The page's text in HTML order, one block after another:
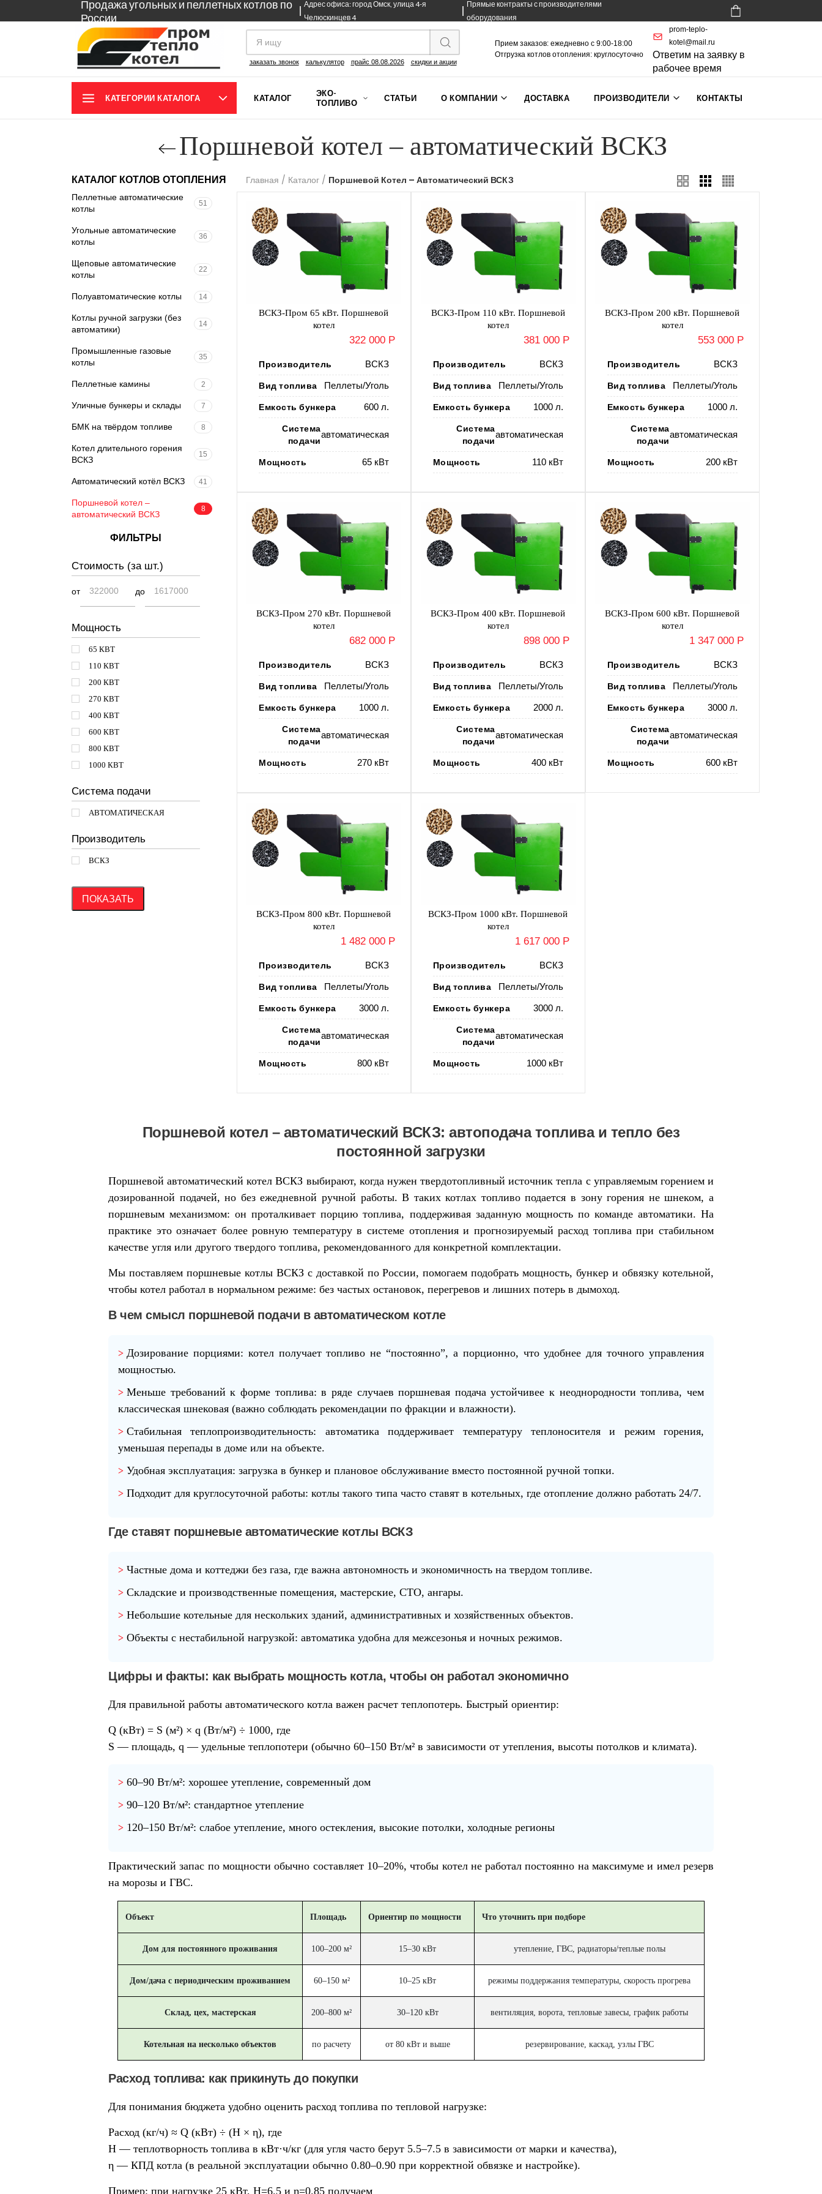
Продажа угольных и пеллетных котлов по
России
Адрес офиса: город Омск, улица 4-я
Челюскинцев 4
Прямые контракты с производителями
оборудования
заказать звонок калькулятор прайс 08.08.2026 скидки и акции
Прием заказов: ежедневно с 9:00-18:00
Отгрузка котлов отопления: круглосуточно
prom-teplo-
kotel@mail.ru
Ответим на заявку в
рабочее время
КАТЕГОРИИ КАТАЛОГА КАТАЛОГ
ЭКО-
ТОПЛИВО
СТАТЬИ О КОМПАНИИ ДОСТАВКА ПРОИЗВОДИТЕЛИ КОНТАКТЫ
Поршневой котел – автоматический ВСКЗ
КАТАЛОГ КОТЛОВ ОТОПЛЕНИЯ
Пеллетные автоматические
котлы
51
Угольные автоматические
котлы
36
Щеповые автоматические
котлы
22
Полуавтоматические котлы 14
Котлы ручной загрузки (без
автоматики)
14
Промышленные газовые
котлы
35
Пеллетные камины 2
Уличные бункеры и склады 7
БМК на твёрдом топливе 8
Котел длительного горения
ВСКЗ
15
Автоматический котёл ВСКЗ 41
Поршневой котел –
автоматический ВСКЗ
8
ФИЛЬТРЫ
Стоимость (за шт.)
от до
Мощность
65 КВТ
110 КВТ
200 КВТ
270 КВТ
400 КВТ
600 КВТ
800 КВТ
1000 КВТ
Система подачи
АВТОМАТИЧЕСКАЯ
Производитель
ВСКЗ
ПОКАЗАТЬ
Главная / Каталог / Поршневой Котел – Автоматический ВСКЗ
ВСКЗ-Пром 65 кВт. Поршневой
котел
322 000 Р
Производитель ВСКЗ
Вид топлива Пеллеты/Уголь
Емкость бункера 600 л.
Система
подачи
автоматическая
Мощность 65 кВт
ВСКЗ-Пром 110 кВт. Поршневой
котел
381 000 Р
Производитель ВСКЗ
Вид топлива Пеллеты/Уголь
Емкость бункера 1000 л.
Система
подачи
автоматическая
Мощность 110 кВт
ВСКЗ-Пром 200 кВт. Поршневой
котел
553 000 Р
Производитель ВСКЗ
Вид топлива Пеллеты/Уголь
Емкость бункера 1000 л.
Система
подачи
автоматическая
Мощность 200 кВт
ВСКЗ-Пром 270 кВт. Поршневой
котел
682 000 Р
Производитель ВСКЗ
Вид топлива Пеллеты/Уголь
Емкость бункера 1000 л.
Система
подачи
автоматическая
Мощность 270 кВт
ВСКЗ-Пром 400 кВт. Поршневой
котел
898 000 Р
Производитель ВСКЗ
Вид топлива Пеллеты/Уголь
Емкость бункера 2000 л.
Система
подачи
автоматическая
Мощность 400 кВт
ВСКЗ-Пром 600 кВт. Поршневой
котел
1 347 000 Р
Производитель ВСКЗ
Вид топлива Пеллеты/Уголь
Емкость бункера 3000 л.
Система
подачи
автоматическая
Мощность 600 кВт
ВСКЗ-Пром 800 кВт. Поршневой
котел
1 482 000 Р
Производитель ВСКЗ
Вид топлива Пеллеты/Уголь
Емкость бункера 3000 л.
Система
подачи
автоматическая
Мощность 800 кВт
ВСКЗ-Пром 1000 кВт. Поршневой
котел
1 617 000 Р
Производитель ВСКЗ
Вид топлива Пеллеты/Уголь
Емкость бункера 3000 л.
Система
подачи
автоматическая
Мощность 1000 кВт
Поршневой котел – автоматический ВСКЗ: автоподача топлива и тепло без
постоянной загрузки
Поршневой автоматический котел ВСКЗ выбирают, когда нужен твердотопливный источник тепла с управляемым горением и
дозированной подачей, но без ежедневной ручной работы. В таких котлах топливо подается в зону горения не шнеком, а
поршневым механизмом: он проталкивает порцию топлива, поддерживая заданную мощность по команде автоматики. На
практике это означает более ровную температуру в системе отопления и прогнозируемый расход топлива при стабильном
качестве угля или другого твердого топлива, рекомендованного для конкретной комплектации.
Мы поставляем поршневые котлы ВСКЗ с доставкой по России, помогаем подобрать мощность, бункер и обвязку котельной,
чтобы котел работал в нормальном режиме: без частых остановок, перегревов и лишних потерь в дымоход.
В чем смысл поршневой подачи в автоматическом котле
Дозирование порциями: котел получает топливо не “постоянно”, а порционно, что удобнее для точного управления
мощностью.
Меньше требований к форме топлива: в ряде случаев поршневая подача устойчивее к неоднородности топлива, чем
классическая шнековая (важно соблюдать рекомендации по фракции и влажности).
Стабильная теплопроизводительность: автоматика поддерживает температуру теплоносителя и режим горения,
уменьшая перепады в доме или на объекте.
Удобная эксплуатация: загрузка в бункер и плановое обслуживание вместо постоянной ручной топки.
Подходит для круглосуточной работы: котлы такого типа часто ставят в котельных, где отопление должно работать 24/7.
Где ставят поршневые автоматические котлы ВСКЗ
Частные дома и коттеджи без газа, где важна автономность и экономичность на твердом топливе.
Складские и производственные помещения, мастерские, СТО, ангары.
Небольшие котельные для нескольких зданий, административных и хозяйственных объектов.
Объекты с нестабильной нагрузкой: автоматика удобна для межсезонья и ночных режимов.
Цифры и факты: как выбрать мощность котла, чтобы он работал экономично
Для правильной работы автоматического котла важен расчет теплопотерь. Быстрый ориентир:
Q (кВт) = S (м²) × q (Вт/м²) ÷ 1000, где
S — площадь, q — удельные теплопотери (обычно 60–150 Вт/м² в зависимости от утепления, высоты потолков и климата).
60–90 Вт/м²: хорошее утепление, современный дом
90–120 Вт/м²: стандартное утепление
120–150 Вт/м²: слабое утепление, много остекления, высокие потолки, холодные регионы
Практический запас по мощности обычно составляет 10–20%, чтобы котел не работал постоянно на максимуме и имел резерв
на морозы и ГВС.
Объект Площадь Ориентир по мощности Что уточнить при подборе
Дом для постоянного проживания 100–200 м² 15–30 кВт утепление, ГВС, радиаторы/теплые полы
Дом/дача с периодическим проживанием 60–150 м² 10–25 кВт режимы поддержания температуры, скорость прогрева
Склад, цех, мастерская 200–800 м² 30–120 кВт вентиляция, ворота, тепловые завесы, график работы
Котельная на несколько объектов по расчету от 80 кВт и выше резервирование, каскад, узлы ГВС
Расход топлива: как прикинуть до покупки
Для понимания бюджета удобно оценить расход топлива по тепловой нагрузке:
Расход (кг/ч) ≈ Q (кВт) ÷ (H × η), где
H — теплотворность топлива в кВт·ч/кг (для угля часто берут 5.5–7.5 в зависимости от марки и качества),
η — КПД котла (в реальной эксплуатации обычно 0.80–0.90 при корректной обвязке и настройке).
Пример: при нагрузке 25 кВт, H=6.5 и η=0.85 получаем